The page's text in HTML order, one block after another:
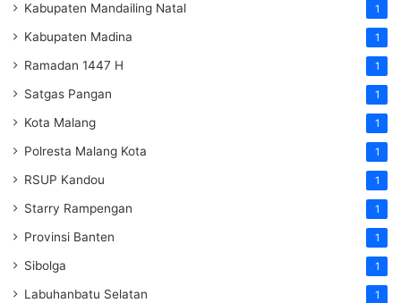
Kabupaten Mandailing Natal 1
Kabupaten Madina 1
Ramadan 1447 H 1
Satgas Pangan 1
Kota Malang 1
Polresta Malang Kota 1
RSUP Kandou 1
Starry Rampengan 1
Provinsi Banten 1
Sibolga 1
Labuhanbatu Selatan 1